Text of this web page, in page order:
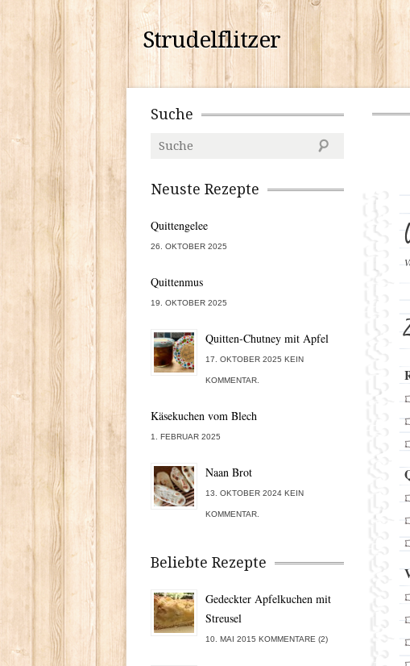
Strudelflitzer
Suche
Neuste Rezepte
Quittengelee
26. OKTOBER 2025
Quittenmus
19. OKTOBER 2025
Quitten-Chutney mit Apfel
17. OKTOBER 2025 KEIN
KOMMENTAR.
Käsekuchen vom Blech
1. FEBRUAR 2025
Naan Brot
13. OKTOBER 2024 KEIN
KOMMENTAR.
Beliebte Rezepte
Gedeckter Apfelkuchen mit
Streusel
10. MAI 2015 KOMMENTARE (2)